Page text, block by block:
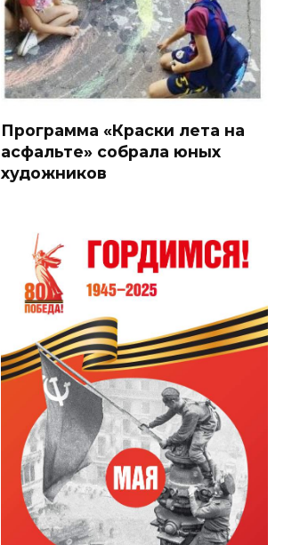
Программа «Краски лета на
асфальте» собрала юных
художников